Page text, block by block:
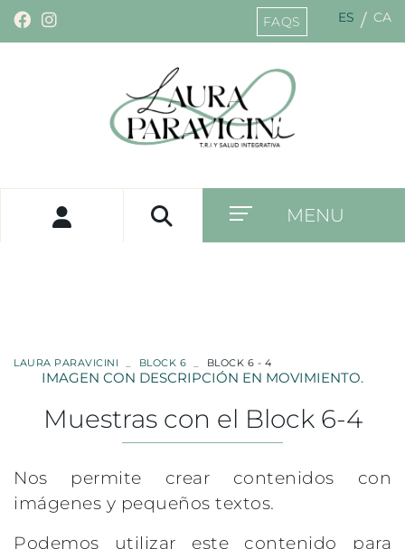
FAQS ES / CA
MENU
LAURA PARAVICINI BLOCK 6 BLOCK 6 - 4
IMAGEN CON DESCRIPCIÓN EN MOVIMIENTO.
Muestras con el Block 6-4
Nos permite crear contenidos con
imágenes y pequeños textos.
Podemos utilizar este contenido para